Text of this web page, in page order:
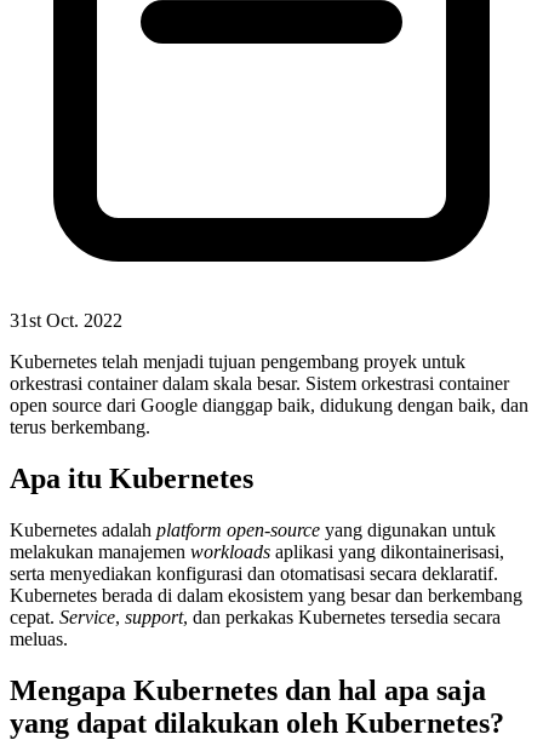
31st Oct. 2022
Kubernetes telah menjadi tujuan pengembang proyek untuk
orkestrasi container dalam skala besar. Sistem orkestrasi container
open source dari Google dianggap baik, didukung dengan baik, dan
terus berkembang.
Apa itu Kubernetes
Kubernetes adalah platform open-source yang digunakan untuk
melakukan manajemen workloads aplikasi yang dikontainerisasi,
serta menyediakan konfigurasi dan otomatisasi secara deklaratif.
Kubernetes berada di dalam ekosistem yang besar dan berkembang
cepat. Service, support, dan perkakas Kubernetes tersedia secara
meluas.
Mengapa Kubernetes dan hal apa saja
yang dapat dilakukan oleh Kubernetes?